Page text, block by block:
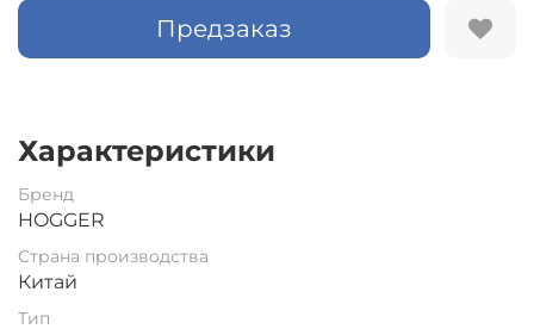
Предзаказ
Характеристики
Бренд
HOGGER
Страна производства
Китай
Тип